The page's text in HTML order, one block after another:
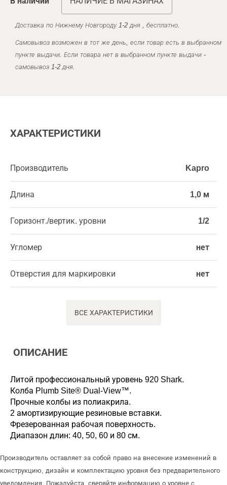
Доставка по Нижнему Новгороду 1-2 дня , бесплатно.
Самовывоз возможен в тот же день, если товар есть в выбранном
пункте выдачи. Если товара нет в выбранном пункте выдачи -
самовывоз 1-2 дня.
ХАРАКТЕРИСТИКИ
Производитель Kapro
Длина 1,0 м
Горизонт./вертик. уровни 1/2
Угломер нет
Отверстия для маркировки нет
ВСЕ ХАРАКТЕРИСТИКИ
ОПИСАНИЕ
Литой профессиональный уровень 920 Shark.
Колба Plumb Site® Dual-View™.
Прочные колбы из полиакрила.
2 амортизирующие резиновые вставки.
Фрезерованная рабочая поверхность.
Диапазон длин: 40, 50, 60 и 80 см.
Производитель оставляет за собой право на внесение изменений в
конструкцию, дизайн и комплектацию уровня без предварительного
уведомления. Пожалуйста, сверяйте информацию о уровне с